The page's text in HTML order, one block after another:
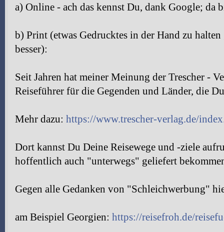
a) Online - ach das kennst Du, dank Google; da
b) Print (etwas Gedrucktes in der Hand zu
besser):
Seit Jahren hat meiner Meinung der Trescher -
Reiseführer für die Gegenden und Länder, die
Mehr dazu: https://www.trescher-verlag.de/
Dort kannst Du Deine Reisewege und -ziele
hoffentlich auch "unterwegs" geliefert
Gegen alle Gedanken von "Schleichwerbung"
am Beispiel Georgien: https://reisefroh.de/